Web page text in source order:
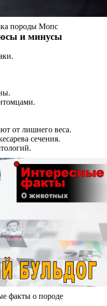
породы Мопс
и минусы
от лишнего веса.
сечения.
факты о породе